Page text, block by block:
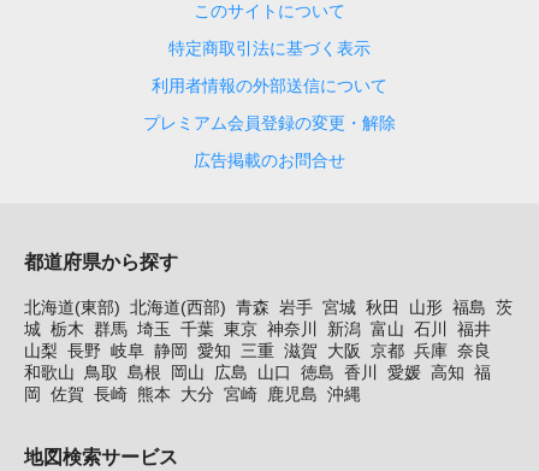
このサイトについて
特定商取引法に基づく表示
利用者情報の外部送信について
プレミアム会員登録の変更・解除
広告掲載のお問合せ
都道府県から探す
北海道(東部) 北海道(西部) 青森 岩手 宮城 秋田 山形 福島 茨
城 栃木 群馬 埼玉 千葉 東京 神奈川 新潟 富山 石川
福井
山梨 長野 岐阜 静岡 愛知 三重 滋賀 大阪 京都 兵庫 奈良
和歌山
鳥取 島根 岡山 広島 山口 徳島 香川 愛媛 高知 福
岡 佐賀 長崎 熊本 大分 宮崎 鹿児島 沖縄
地図検索サービス